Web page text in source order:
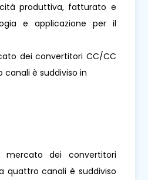
produttiva, fatturato e
e applicazione per il
dei convertitori CC/CC
è suddiviso in
mercato dei convertitori
quattro canali è suddiviso